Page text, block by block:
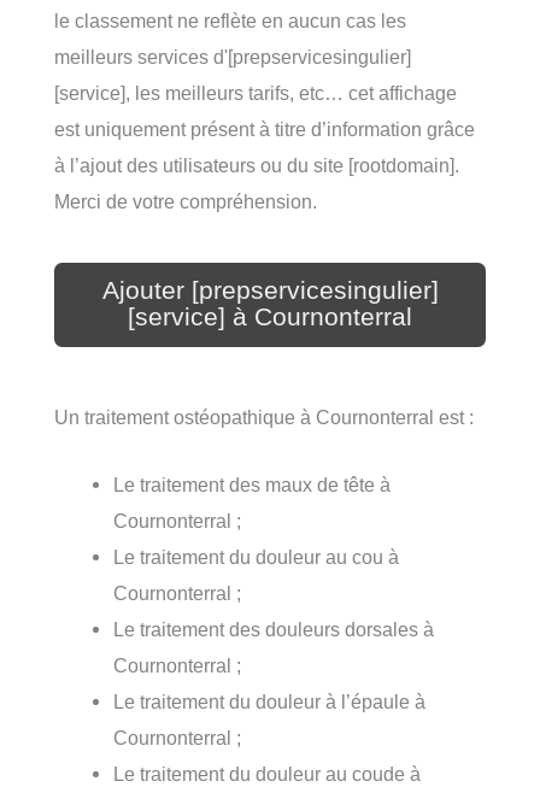
le classement ne reflète en aucun cas les
meilleurs services d'[prepservicesingulier]
[service], les meilleurs tarifs, etc… cet affichage
est uniquement présent à titre d’information grâce
à l’ajout des utilisateurs ou du site [rootdomain].
Merci de votre compréhension.
Ajouter [prepservicesingulier]
[service] à Cournonterral
Un traitement ostéopathique à Cournonterral est :
Le traitement des maux de tête à
Cournonterral ;
Le traitement du douleur au cou à
Cournonterral ;
Le traitement des douleurs dorsales à
Cournonterral ;
Le traitement du douleur à l’épaule à
Cournonterral ;
Le traitement du douleur au coude à